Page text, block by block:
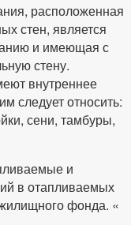
расположенная
стен, является
и имеющая с
стену.
внутреннее
следует относить:
сени, тамбуры,
и
в отапливаемых
фонда. «